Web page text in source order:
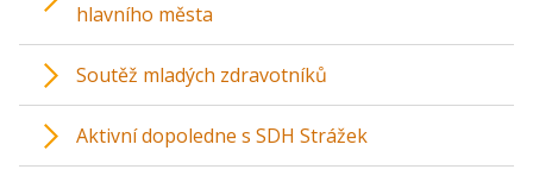
hlavního města
Soutěž mladých zdravotníků
Aktivní dopoledne s SDH Strážek